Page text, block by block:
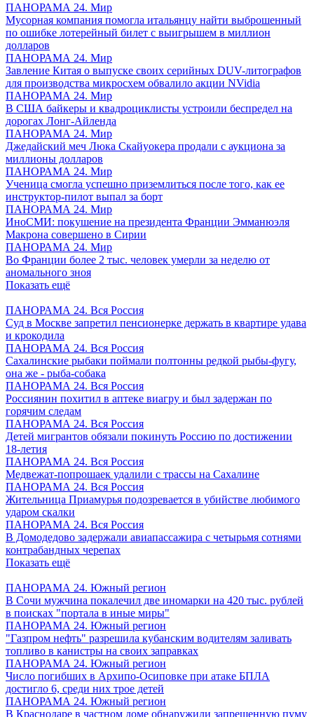
ПАНОРАМА 24. Мир
Мусорная компания помогла итальянцу найти выброшенный
по ошибке лотерейный билет с выигрышем в миллион
долларов
ПАНОРАМА 24. Мир
Завление Китая о выпуске своих серийных DUV-литографов
для производства микросхем обвалило акции NVidia
ПАНОРАМА 24. Мир
В США байкеры и квадроциклисты устроили беспредел на
дорогах Лонг-Айленда
ПАНОРАМА 24. Мир
Джедайский меч Люка Скайуокера продали с аукциона за
миллионы долларов
ПАНОРАМА 24. Мир
Ученица смогла успешно приземлиться после того, как ее
инструктор-пилот выпал за борт
ПАНОРАМА 24. Мир
ИноСМИ: покушение на президента Франции Эмманюэля
Макрона совершено в Сирии
ПАНОРАМА 24. Мир
Во Франции более 2 тыс. человек умерли за неделю от
аномального зноя
Показать ещё
ПАНОРАМА 24. Вся Россия
Суд в Москве запретил пенсионерке держать в квартире удава
и крокодила
ПАНОРАМА 24. Вся Россия
Сахалинские рыбаки поймали полтонны редкой рыбы-фугу,
она же - рыба-собака
ПАНОРАМА 24. Вся Россия
Россиянин похитил в аптеке виагру и был задержан по
горячим следам
ПАНОРАМА 24. Вся Россия
Детей мигрантов обязали покинуть Россию по достижении
18-летия
ПАНОРАМА 24. Вся Россия
Медвежат-попрошаек удалили с трассы на Сахалине
ПАНОРАМА 24. Вся Россия
Жительница Приамурья подозревается в убийстве любимого
ударом скалки
ПАНОРАМА 24. Вся Россия
В Домодедово задержали авиапассажира с четырьмя сотнями
контрабандных черепах
Показать ещё
ПАНОРАМА 24. Южный регион
В Сочи мужчина покалечил две иномарки на 420 тыс. рублей
в поисках "портала в иные миры"
ПАНОРАМА 24. Южный регион
"Газпром нефть" разрешила кубанским водителям заливать
топливо в канистры на своих заправках
ПАНОРАМА 24. Южный регион
Число погибших в Архипо-Осиповке при атаке БПЛА
достигло 6, среди них трое детей
ПАНОРАМА 24. Южный регион
В Краснодаре в частном доме обнаружили запрещенную пуму